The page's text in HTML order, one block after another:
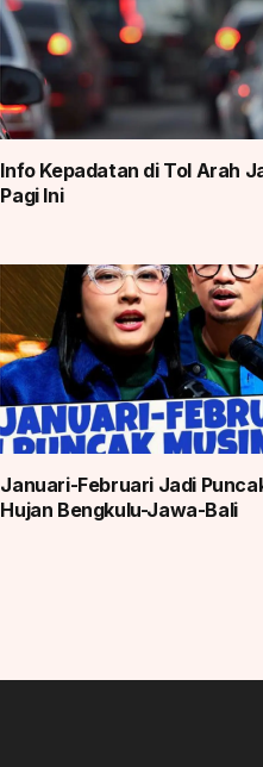
Info Kepadatan di Tol Arah
Pagi Ini
Januari-Februari Jadi
Hujan Bengkulu-Jawa-Bali